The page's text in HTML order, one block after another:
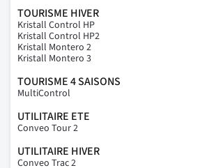
TOURISME HIVER
Kristall Control HP
Kristall Control HP2
Kristall Montero 2
Kristall Montero 3
TOURISME 4 SAISONS
MultiControl
UTILITAIRE ETE
Conveo Tour 2
UTILITAIRE HIVER
Conveo Trac 2